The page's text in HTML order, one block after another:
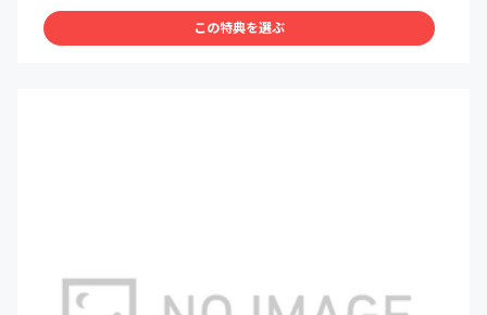
この特典を選ぶ